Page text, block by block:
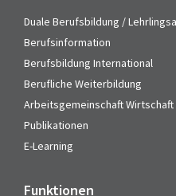
Duale Berufsbildung /
Berufsinformation
Berufsbildung International
Berufliche Weiterbildung
Arbeitsgemeinschaft Wirtschaft
Publikationen
E-Learning
Funktionen